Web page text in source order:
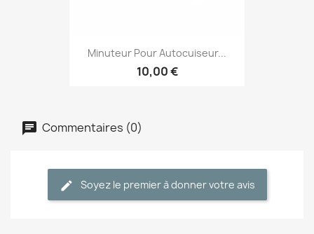
Minuteur Pour Autocuiseur...
10,00 €
Commentaires (0)
Soyez le premier à donner votre avis